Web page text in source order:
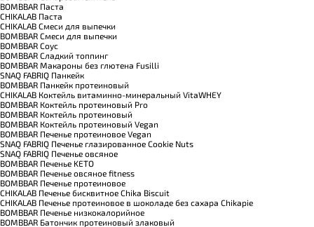
BOMBBAR Паста
CHIKALAB Паста
CHIKALAB Смеси для выпечки
BOMBBAR Смеси для выпечки
BOMBBAR Соус
BOMBBAR Сладкий топпинг
BOMBBAR Макароны без глютена Fusilli
SNAQ FABRIQ Панкейк
BOMBBAR Панкейк протеиновый
CHIKALAB Коктейль витаминно-минеральный VitaWHEY
BOMBBAR Коктейль протеиновый Pro
BOMBBAR Коктейль протеиновый
BOMBBAR Коктейль протеиновый Vegan
BOMBBAR Печенье протеиновое Vegan
SNAQ FABRIQ Печенье глазированное Cookie Nuts
SNAQ FABRIQ Печенье овсяное
BOMBBAR Печенье KETO
BOMBBAR Печенье овсяное fitness
BOMBBAR Печенье протеиновое
CHIKALAB Печенье бисквитное Chika Biscuit
CHIKALAB Печенье протеиновое в шоколаде без сахара Chikapie
BOMBBAR Печенье низкокалорийное
BOMBBAR Батончик протеиновый злаковый